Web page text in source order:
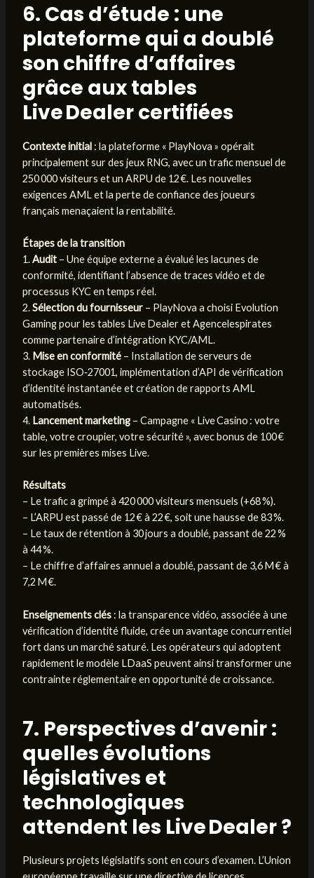
6. Cas d’étude : une
plateforme qui a doublé
son chiffre d’affaires
grâce aux tables
Live Dealer certifiées
Contexte initial: la plateforme « PlayNova » opérait
principalement sur des jeux RNG, avec un trafic mensuel de
250 000 visiteurs et un ARPU de 12 €. Les nouvelles
exigences AML et la perte de confiance des joueurs
français menaçaient la rentabilité.
Étapes de la transition
1.Audit– Une équipe externe a évalué les lacunes de
conformité, identifiant l’absence de traces vidéo et de
processus KYC en temps réel.
2.Sélection du fournisseur– PlayNova a choisi Evolution
Gaming pour les tables Live Dealer et Agencelespirates
comme partenaire d’intégration KYC/AML.
3. Mise en conformité– Installation de serveurs de
stockage ISO‑27001, implémentation d’API de vérification
d’identité instantanée et création de rapports AML
automatisés.
4. Lancement marketing– Campagne « Live Casino : votre
table, votre croupier, votre sécurité », avec bonus de 100 €
sur les premières mises Live.
Résultats
– Le trafic a grimpé à 420 000 visiteurs mensuels (+68 %).
– L’ARPU est passé de 12 € à 22 €, soit une hausse de 83 %.
– Le taux de rétention à 30 jours a doublé, passant de 22 %
à 44 %.
– Le chiffre d’affaires annuel a doublé, passant de 3,6 M € à
7,2 M €.
Enseignements clés: la transparence vidéo, associée à une
vérification d’identité fluide, crée un avantage concurrentiel
fort dans un marché saturé. Les opérateurs qui adoptent
rapidement le modèle LDaaS peuvent ainsi transformer une
contrainte réglementaire en opportunité de croissance.
7. Perspectives d’avenir :
quelles évolutions
législatives et
technologiques
attendent les Live Dealer ?
Plusieurs projets législatifs sont en cours d’examen. L’Union